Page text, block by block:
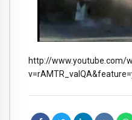
http://www.youtube.com/